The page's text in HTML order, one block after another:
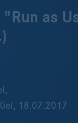
"Run as
18.07.2017